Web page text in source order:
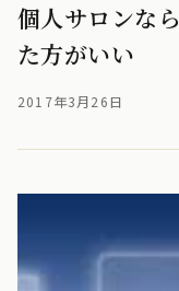
個人サロンな
た方がいい
2017年3月26日